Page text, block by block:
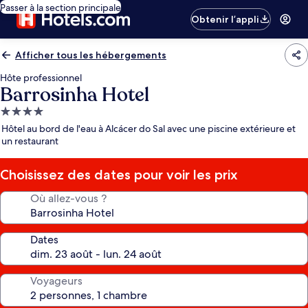
Passer à la section principale
Obtenir l’appli
Afficher tous les hébergements
Hôte professionnel
Barrosinha Hotel
Hébergement
4.0 étoiles
Hôtel au bord de l'eau à Alcácer do Sal avec une piscine extérieure et
un restaurant
Choisissez des dates pour voir les prix
Où allez-vous ?
Dates
Voyageurs